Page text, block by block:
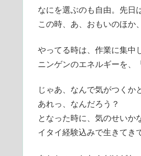
なにを選ぶのも自由。先日
この時、あ、おもいのほか
やってる時は、作業に集中
ニンゲンのエネルギーを、
じゃあ、なんで気がつくか
あれっ、なんだろう？
となった時に、気のせいか
イタイ経験込みで生きてき